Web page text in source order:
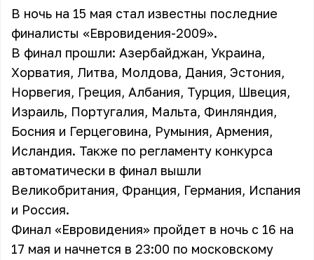
В ночь на 15 мая стал известны последние
финалисты «Евровидения-2009».
В финал прошли: Азербайджан, Украина,
Хорватия, Литва, Молдова, Дания, Эстония,
Норвегия, Греция, Албания, Турция, Швеция,
Израиль, Португалия, Мальта, Финляндия,
Босния и Герцеговина, Румыния, Армения,
Исландия. Также по регламенту конкурса
автоматически в финал вышли
Великобритания, Франция, Германия, Испания
и Россия.
Финал «Евровидения» пройдет в ночь с 16 на
17 мая и начнется в 23:00 по московскому